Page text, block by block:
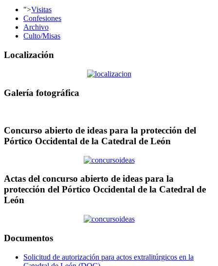
">Visitas
Confesiones
Archivo
Culto/Misas
Localización
Galería fotográfica
Concurso abierto de ideas para la protección del
Pórtico Occidental de la Catedral de León
Actas del concurso abierto de ideas para la
protección del Pórtico Occidental de la Catedral de
León
Documentos
Solicitud de autorización para actos extralitúrgicos en la